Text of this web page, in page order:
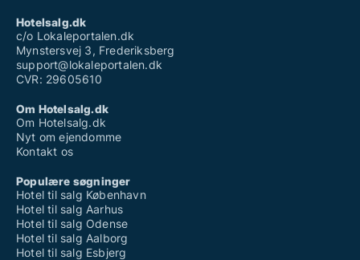
Hotelsalg.dk
c/o Lokaleportalen.dk
Mynstersvej 3, Frederiksberg
support@lokaleportalen.dk
CVR: 29605610
Om Hotelsalg.dk
Om Hotelsalg.dk
Nyt om ejendomme
Kontakt os
Populære søgninger
Hotel til salg København
Hotel til salg Aarhus
Hotel til salg Odense
Hotel til salg Aalborg
Hotel til salg Esbjerg